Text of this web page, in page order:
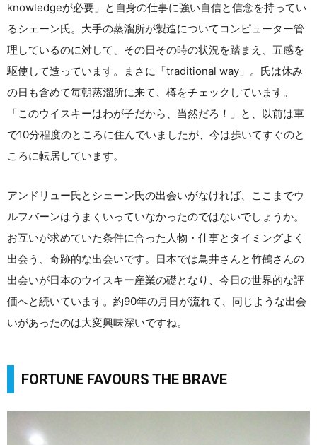
knowledgeが必要」と自身の仕事に強い自信と信念を持ってい
るシェーン氏。大手の蒸溜所が製造についてコンピューター管
理しているのに対して、その日その時の状況を踏まえ、五感を
駆使して造っています。まさに「traditional way」。氏は休み
の日も含めて毎朝蒸溜所に来て、樽をチェックしています。
「このウイスキーはわが子だから、当然だろ！」と、以前は車
で10分程度のところに住んでいましたが、今は歩いてすぐのと
ころに転居しています。
アンドリュー氏とシェーン氏の出会いがなければ、ここまでウ
ルフバーンはうまくいっていなかったのではないでしょうか。
お互いが求めていた条件に合った人物・仕事とタイミングよく
出会う、奇跡的な出会いです。日本では鳥井さんと竹鶴さんの
出会いが日本のウイスキー産業の礎となり、今日の世界的な評
価へと続いています。約90年の月日が流れて、同じような出会
いがあったのは大変興味深いですね。
FORTUNE FAVOURS THE BRAVE